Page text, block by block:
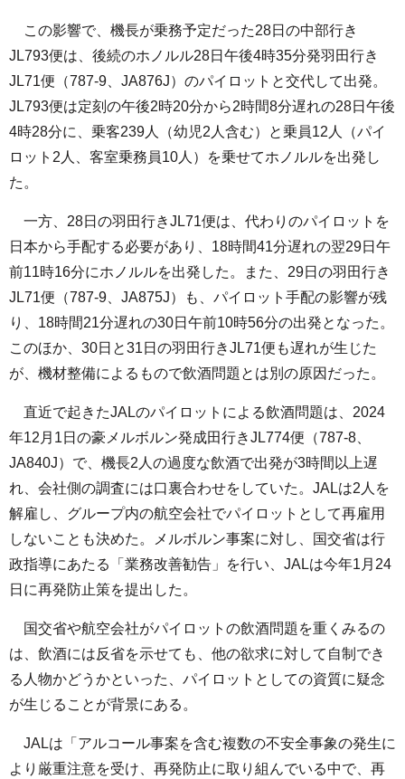
この影響で、機長が乗務予定だった28日の中部行き
JL793便は、後続のホノルル28日午後4時35分発羽田行き
JL71便（787-9、JA876J）のパイロットと交代して出発。
JL793便は定刻の午後2時20分から2時間8分遅れの28日午後
4時28分に、乗客239人（幼児2人含む）と乗員12人（パイ
ロット2人、客室乗務員10人）を乗せてホノルルを出発し
た。
一方、28日の羽田行きJL71便は、代わりのパイロットを
日本から手配する必要があり、18時間41分遅れの翌29日午
前11時16分にホノルルを出発した。また、29日の羽田行き
JL71便（787-9、JA875J）も、パイロット手配の影響が残
り、18時間21分遅れの30日午前10時56分の出発となった。
このほか、30日と31日の羽田行きJL71便も遅れが生じた
が、機材整備によるもので飲酒問題とは別の原因だった。
直近で起きたJALのパイロットによる飲酒問題は、2024
年12月1日の豪メルボルン発成田行きJL774便（787-8、
JA840J）で、機長2人の過度な飲酒で出発が3時間以上遅
れ、会社側の調査には口裏合わせをしていた。JALは2人を
解雇し、グループ内の航空会社でパイロットとして再雇用
しないことも決めた。メルボルン事案に対し、国交省は行
政指導にあたる「業務改善勧告」を行い、JALは今年1月24
日に再発防止策を提出した。
国交省や航空会社がパイロットの飲酒問題を重くみるの
は、飲酒には反省を示せても、他の欲求に対して自制でき
る人物かどうかといった、パイロットとしての資質に疑念
が生じることが背景にある。
JALは「アルコール事案を含む複数の不安全事象の発生に
より厳重注意を受け、再発防止に取り組んでいる中で、再